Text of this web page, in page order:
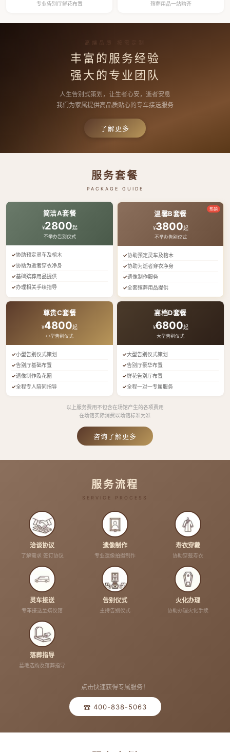
专业告别厅鲜花布置 殡葬用品一站购齐
高端品质 按需定制
丰富的服务经验
强大的专业团队
人生告别式策划，让生者心安，逝者安息
我们为家属提供高品质贴心的专车接送服务
了解更多
服务套餐
PACKAGE GUIDE
简洁A套餐
¥2800起
不举办告别仪式
协助预定灵车及棺木
协助为逝者穿衣净身
基础殡葬用品提供
办理相关手续指导
热销
温馨B套餐
¥3800起
不举办告别仪式
协助预定灵车及棺木
协助为逝者穿衣净身
遗像制作服务
全套殡葬用品提供
尊贵C套餐
¥4800起
小型告别仪式
小型告别仪式策划
告别厅基础布置
遗像制作及花圈
全程专人陪同指导
高档D套餐
¥6800起
大型告别仪式
大型告别仪式策划
告别厅豪华布置
鲜花告别厅布置
全程一对一专属服务
以上服务费用不包含在场馆产生的各项费用
在场馆实际消费以场馆标准为准
咨询了解更多
服务流程
SERVICE PROCESS
洽谈协议
了解需求 签订协议
遗像制作
专业遗像拍摄制作
寿衣穿戴
协助穿戴寿衣
灵车接送
专车接送至殡仪馆
告别仪式
主持告别仪式
火化办理
协助办理火化手续
落葬指导
墓地选购及落葬指导
点击快速获得专属服务！
☎ 400-838-5063